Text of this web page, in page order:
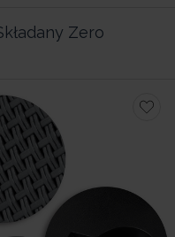
Zero